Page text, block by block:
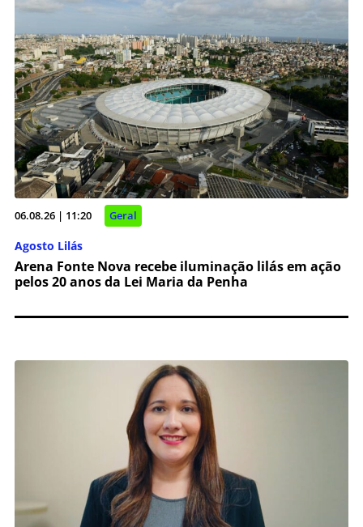
06.08.26 | 11:20 Geral
Agosto Lilás
Arena Fonte Nova recebe iluminação lilás em ação
pelos 20 anos da Lei Maria da Penha